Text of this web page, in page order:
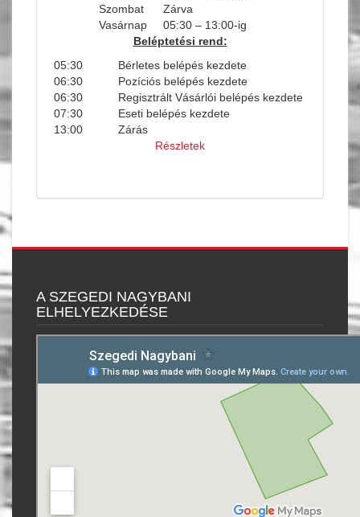
Szombat
Zárva
Vasárnap
05:30 – 13:00-ig
Beléptetési rend:
05:30
Bérletes belépés kezdete
06:30
Pozíciós belépés kezdete
06:30
Regisztrált Vásárlói belépés kezdete
07:30
Eseti belépés kezdete
13:00
Zárás
Részletek
A SZEGEDI NAGYBANI
ELHELYEZKEDÉSE